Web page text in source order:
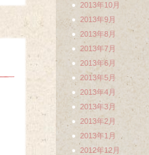
2013年10月
2013年9月
2013年8月
2013年7月
2013年6月
2013年5月
2013年4月
2013年3月
2013年2月
2013年1月
2012年12月